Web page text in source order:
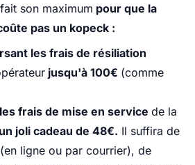
son maximum pour que la
pas un kopeck :
les frais de résiliation
jusqu'à 100€ (comme
frais de mise en service de la
un joli cadeau de 48€. Il suffira de
ligne ou par courrier), de